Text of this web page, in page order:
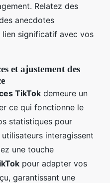
Relatez des
anecdotes
significatif avec vos
et ajustement des
TikTok demeure un
ce qui fonctionne le
statistiques pour
interagissent
une touche
pour adapter vos
garantissant une